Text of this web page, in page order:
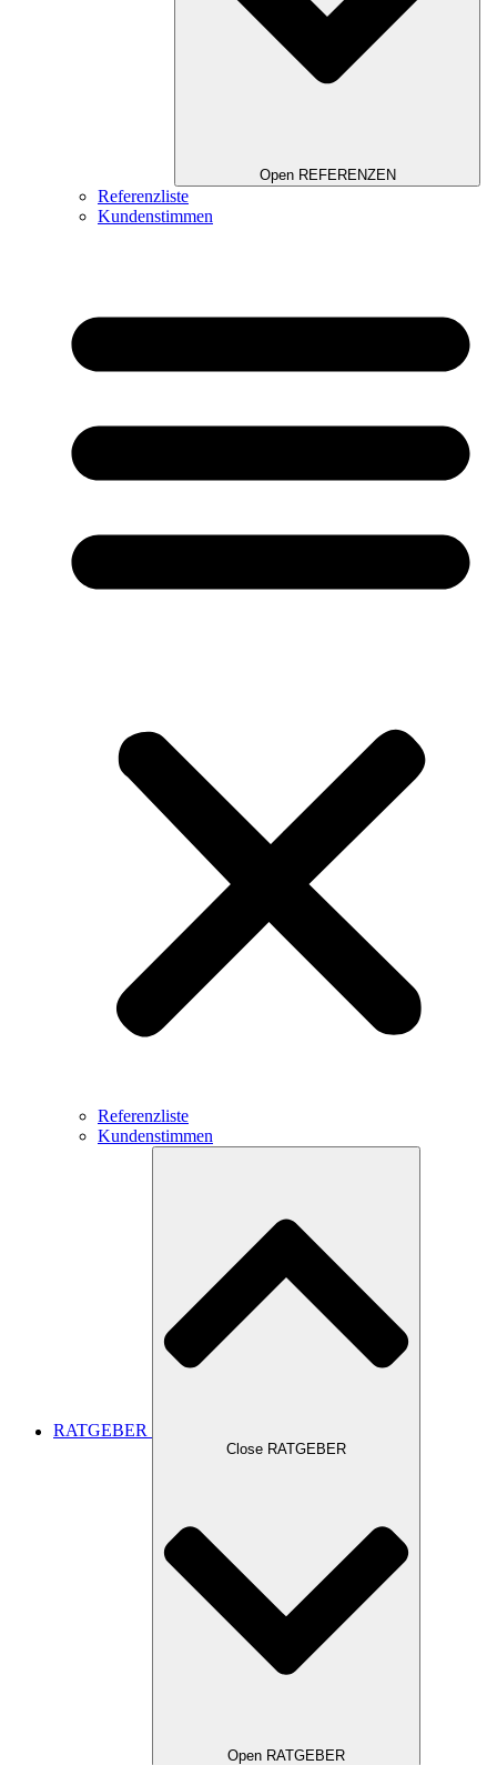
Open REFERENZEN
Referenzliste
Kundenstimmen
Referenzliste
Kundenstimmen
RATGEBER
Close RATGEBER
Open RATGEBER